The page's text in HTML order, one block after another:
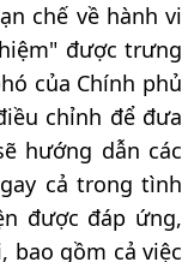
chế về hành vi
được trưng
của Chính phủ
chỉnh để đưa
hướng dẫn các
cả trong tình
được đáp ứng,
bao gồm cả việc